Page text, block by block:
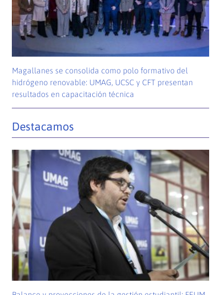
Magallanes se consolida como polo formativo del
hidrógeno renovable: UMAG, UCSC y CFT presentan
resultados en capacitación técnica
Destacamos